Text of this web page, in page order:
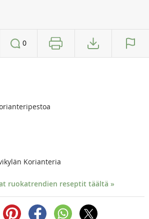
0
Korianteria
ruokatrendien reseptit täältä »